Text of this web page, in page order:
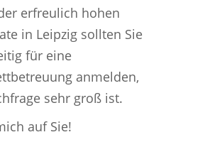
erfreulich hohen
in Leipzig sollten Sie
für eine
anmelden,
sehr groß ist.
auf Sie!